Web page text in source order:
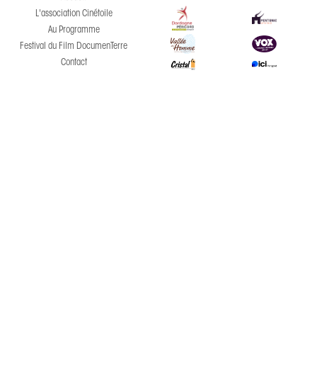
L'association Cinétoile
Au Programme
Festival du Film DocumenTerre
Contact